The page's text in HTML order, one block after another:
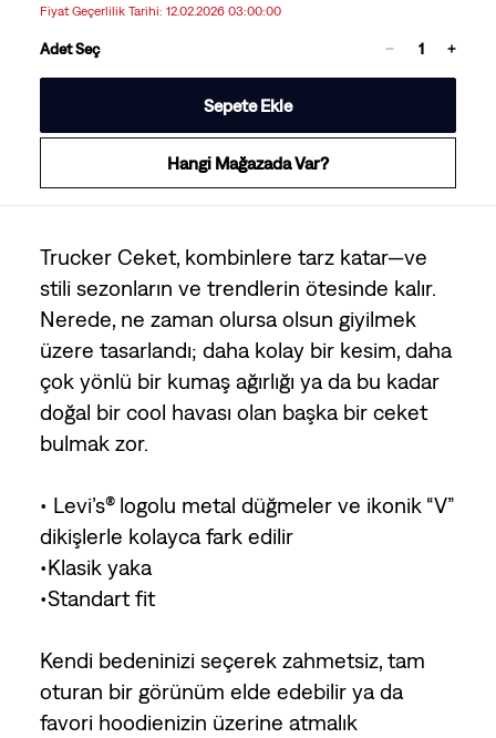
Fiyat Geçerlilik Tarihi: 12.02.2026 03:00:00
Adet Seç
Sepete Ekle
Hangi Mağazada Var?
Trucker Ceket, kombinlere tarz katar—ve
stili sezonların ve trendlerin ötesinde kalır.
Nerede, ne zaman olursa olsun giyilmek
üzere tasarlandı; daha kolay bir kesim, daha
çok yönlü bir kumaş ağırlığı ya da bu kadar
doğal bir cool havası olan başka bir ceket
bulmak zor.
• Levi’s® logolu metal düğmeler ve ikonik “V”
dikişlerle kolayca fark edilir
•Klasik yaka
•Standart fit
Kendi bedeninizi seçerek zahmetsiz, tam
oturan bir görünüm elde edebilir ya da
favori hoodienizin üzerine atmalık